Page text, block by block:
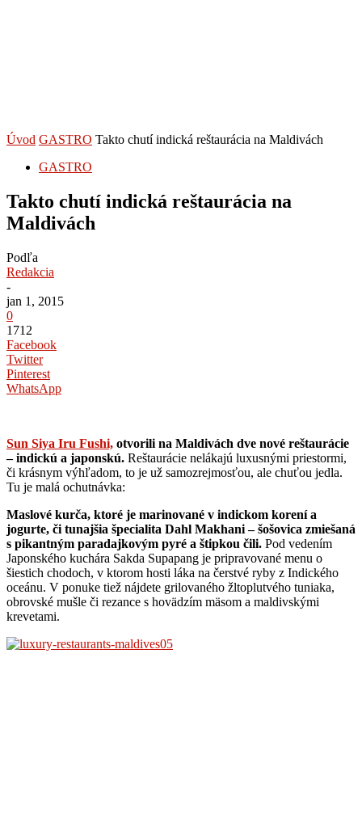
Úvod GASTRO Takto chutí indická reštaurácia na Maldivách
GASTRO
Takto chutí indická reštaurácia na
Maldivách
Podľa
Redakcia
-
jan 1, 2015
0
1712
Facebook
Twitter
Pinterest
WhatsApp
Sun Siya Iru Fushi, otvorili na Maldivách dve nové reštaurácie
– indickú a japonskú. Reštaurácie nelákajú luxusnými priestormi,
či krásnym výhľadom, to je už samozrejmosťou, ale chuťou jedla.
Tu je malá ochutnávka:
Maslové kurča, ktoré je marinované v indickom korení a
jogurte, či tunajšia špecialita Dahl Makhani – šošovica zmiešaná
s pikantným paradajkovým pyré a štipkou čili. Pod vedením
Japonského kuchára Sakda Supapang je pripravované menu o
šiestich chodoch, v ktorom hosti láka na čerstvé ryby z Indického
oceánu. V ponuke tiež nájdete grilovaného žltoplutvého tuniaka,
obrovské mušle či rezance s hovädzím mäsom a maldivskými
krevetami.